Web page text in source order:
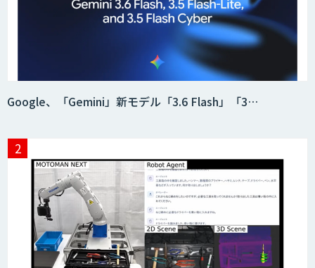
データ分析エージェント
ービス
フィジカルAI・AIロボット向け教師デー
タ収集・作成
SaaS・サブスク向け収益管理プラット
フォーム「ソアスク」
Google、「Gemini」新モデル「3.6 Flash」「3…